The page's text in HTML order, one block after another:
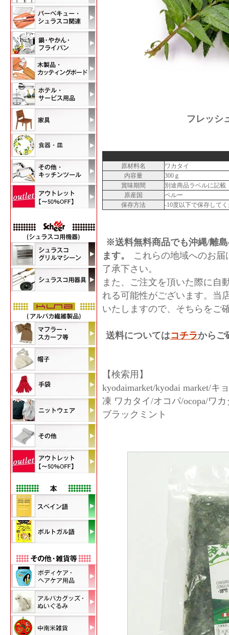
フレッシ
原材料名
ワカタイ
内容量
300ｇ
賞味期間
別途商品ラベルに記載
原産国
ペルー
保存方法
-10度以下で保存して
※送料無料商品でも沖縄/離
ます。
これらの地域へのお
了承下さい。
また、ご注文を頂いた際に自
れる可能性がございます。当
いたしますので、そちらをご
送料についてはコチラからご
【検索用】
kyodaimarket/kyodai market/
凍 ワカタイ/オコパ/ocopa/ワ
ブラックミント